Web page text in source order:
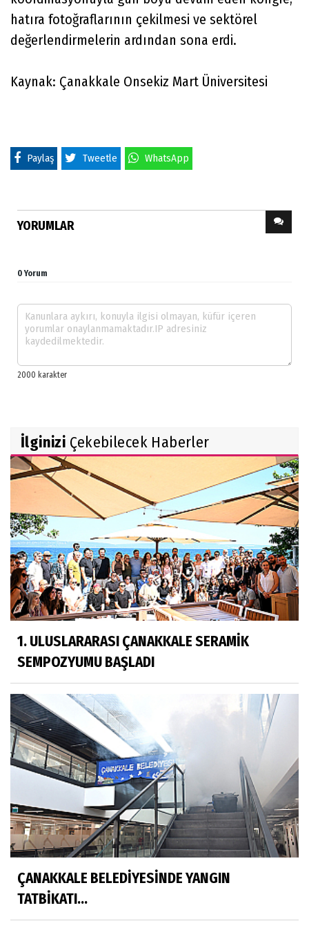
hatıra fotoğraflarının çekilmesi ve sektörel
değerlendirmelerin ardından sona erdi.
Kaynak: Çanakkale Onsekiz Mart Üniversitesi
Paylaş Tweetle WhatsApp
YORUMLAR
0 Yorum
İlginizi Çekebilecek Haberler
1. ULUSLARARASI ÇANAKKALE SERAMİK
SEMPOZYUMU BAŞLADI
ÇANAKKALE BELEDİYESİNDE YANGIN
TATBİKATI...